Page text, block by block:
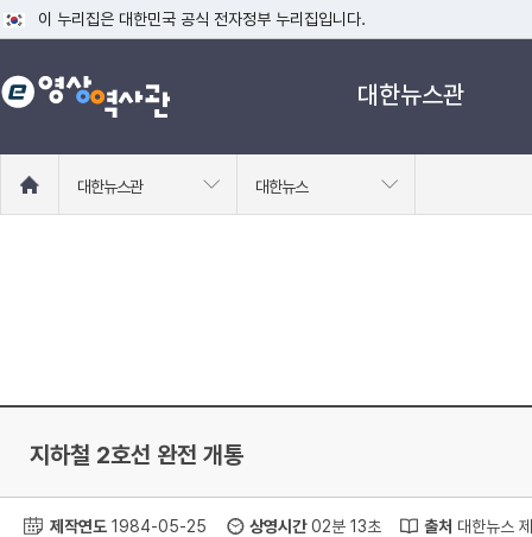
이 누리집은 대한민국 공식 전자정부 누리집입니다.
공식 누리집 주소 확인하기
go.kr 주소를 사용하는 누리집은 대한민국 정부기관이 관리하는 누리집입니
대한뉴스관
로
대한뉴스관 대한뉴스
지하철 2호선 완전 개통
제작연도 1984-05-25 상영시간02분 13초 출처 대한뉴스